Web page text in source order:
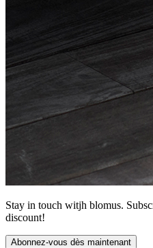
Stay in touch witjh blomus.
discount!
Abonnez-vous dès maintenant